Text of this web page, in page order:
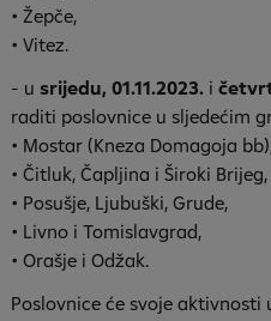
• Žepče,
• Vitez.
- u srijedu, 01.11.2023. i
raditi poslovnice u sljedećim
• Mostar (Kneza Domagoja
• Čitluk, Čapljina i Široki Brijeg,
• Posušje, Ljubuški, Grude,
• Livno i Tomislavgrad,
• Orašje i Odžak.
Poslovnice će svoje